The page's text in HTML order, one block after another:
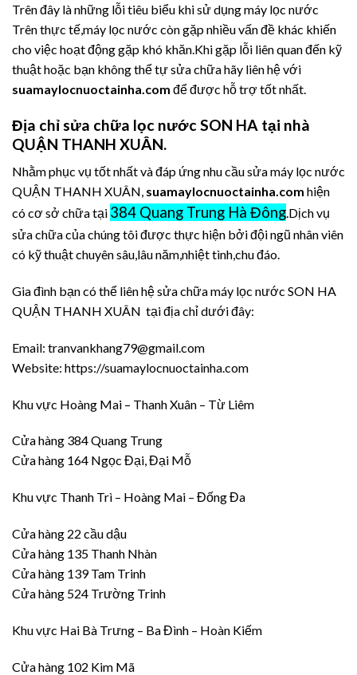
Trên đây là những lỗi tiêu biểu khi sử dụng máy lọc nước
Trên thực tế,máy lọc nước còn gặp nhiều vấn đề khác khiến
cho việc hoạt động gặp khó khăn.Khi gặp lỗi liên quan đến kỹ
thuật hoặc bạn không thể tự sửa chữa hãy liên hệ với
suamaylocnuoctainha.com để được hỗ trợ tốt nhất.
Địa chỉ sửa chữa lọc nước SON HA tại nhà
QUẬN THANH XUÂN.
Nhằm phục vụ tốt nhất và đáp ứng nhu cầu sửa máy lọc nước
QUẬN THANH XUÂN, suamaylocnuoctainha.com hiện
có cơ sở chữa tại 384 Quang Trung Hà Đông.Dịch vụ
sửa chữa của chúng tôi được thực hiện bởi đội ngũ nhân viên
có kỹ thuật chuyên sâu,lâu năm,nhiệt tình,chu đáo.
Gia đình bạn có thể liên hệ sửa chữa máy lọc nước SON HA
QUẬN THANH XUÂN tại địa chỉ dưới đây:
Email: tranvankhang79@gmail.com
Website: https://suamaylocnuoctainha.com
Khu vực Hoàng Mai – Thanh Xuân – Từ Liêm
Cửa hàng 384 Quang Trung
Cửa hàng 164 Ngọc Đại, Đại Mỗ
Khu vực Thanh Trì – Hoàng Mai – Đống Đa
Cửa hàng 22 cầu dậu
Cửa hàng 135 Thanh Nhàn
Cửa hàng 139 Tam Trinh
Cửa hàng 524 Trường Trinh
Khu vực Hai Bà Trưng – Ba Đình – Hoàn Kiếm
Cửa hàng 102 Kim Mã